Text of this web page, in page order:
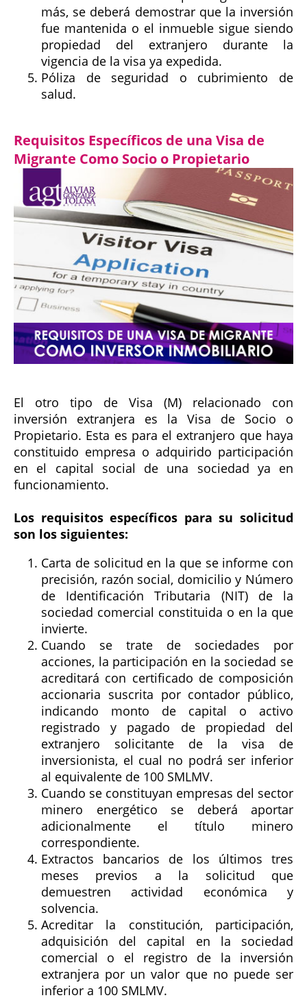
más, se deberá demostrar que la inversión
fue mantenida o el inmueble sigue siendo
propiedad del extranjero durante la
vigencia de la visa ya expedida.
Póliza de seguridad o cubrimiento de
salud.
Requisitos Específicos de una Visa de
Migrante Como Socio o Propietario
El otro tipo de Visa (M) relacionado con
inversión extranjera es la Visa de Socio o
Propietario. Esta es para el extranjero que haya
constituido empresa o adquirido participación
en el capital social de una sociedad ya en
funcionamiento.
Los requisitos específicos para su solicitud
son los siguientes:
Carta de solicitud en la que se informe con
precisión, razón social, domicilio y Número
de Identificación Tributaria (NIT) de la
sociedad comercial constituida o en la que
invierte.
Cuando se trate de sociedades por
acciones, la participación en la sociedad se
acreditará con certificado de composición
accionaria suscrita por contador público,
indicando monto de capital o activo
registrado y pagado de propiedad del
extranjero solicitante de la visa de
inversionista, el cual no podrá ser inferior
al equivalente de 100 SMLMV.
Cuando se constituyan empresas del sector
minero energético se deberá aportar
adicionalmente el título minero
correspondiente.
Extractos bancarios de los últimos tres
meses previos a la solicitud que
demuestren actividad económica y
solvencia.
Acreditar la constitución, participación,
adquisición del capital en la sociedad
comercial o el registro de la inversión
extranjera por un valor que no puede ser
inferior a 100 SMLMV.